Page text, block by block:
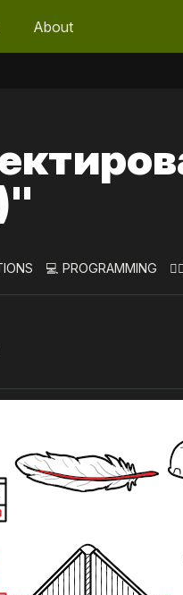
About
💻 PROGRAMMING